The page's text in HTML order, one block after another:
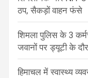
ठप, सैकड़ों वाहन फंसे
शिमला पुलिस के 3
जवानों पर ड्यूटी के
हिमाचल में स्वास्थ्य